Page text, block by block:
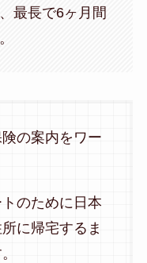
最長で6ヶ月間
の案内をワー
のために日本
に帰宅するま